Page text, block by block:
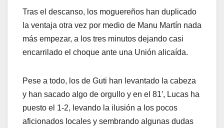
Tras el descanso, los moguereños han duplicado
la ventaja otra vez por medio de Manu Martín nada
más empezar, a los tres minutos dejando casi
encarrilado el choque ante una Unión alicaída.
Pese a todo, los de Guti han levantado la cabeza
y han sacado algo de orgullo y en el 81′, Lucas ha
puesto el 1-2, levando la ilusión a los pocos
aficionados locales y sembrando algunas dudas